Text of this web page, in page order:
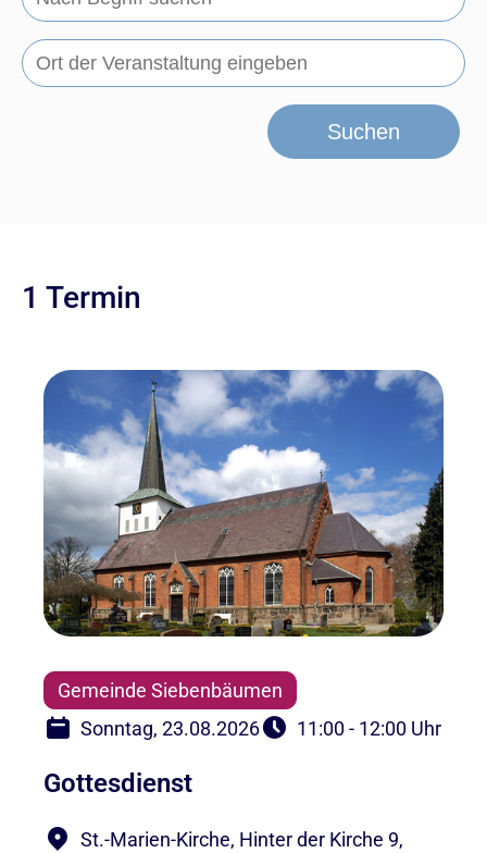
Suchen
1 Termin
Gemeinde Siebenbäumen
Sonntag, 23.08.2026
11:00 - 12:00 Uhr
Gottesdienst
St.-Marien-Kirche, Hinter der Kirche 9,